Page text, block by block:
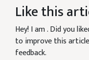
Like this
Hey! I am. Did you
to improve this
feedback.